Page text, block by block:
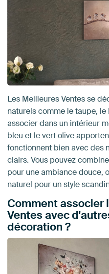
Les Meilleures Ventes se
naturels comme le taupe,
associer dans un intérieur
bleu et le vert olive
fonctionnent bien avec des
clairs. Vous pouvez
pour une ambiance douce,
naturel pour un style
Comment associer
Ventes avec
décoration ?